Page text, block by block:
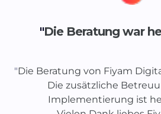
"Die Beratung war
"Die Beratung von Fiyam
Die zusätzliche
Implementierung ist